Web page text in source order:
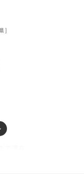
りが
な…
時の
]
度。